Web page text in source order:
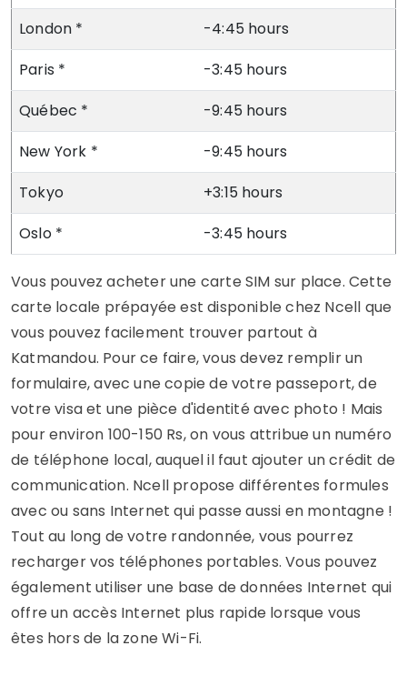
London *
-4:45 hours
Paris *
-3:45 hours
Québec *
-9:45 hours
New York *
-9:45 hours
Tokyo
+3:15 hours
Oslo *
-3:45 hours
Vous pouvez acheter une carte SIM sur place. Cette
carte locale prépayée est disponible chez Ncell que
vous pouvez facilement trouver partout à
Katmandou. Pour ce faire, vous devez remplir un
formulaire, avec une copie de votre passeport, de
votre visa et une pièce d'identité avec photo ! Mais
pour environ 100-150 Rs, on vous attribue un numéro
de téléphone local, auquel il faut ajouter un crédit de
communication. Ncell propose différentes formules
avec ou sans Internet qui passe aussi en montagne !
Tout au long de votre randonnée, vous pourrez
recharger vos téléphones portables. Vous pouvez
également utiliser une base de données Internet qui
offre un accès Internet plus rapide lorsque vous
êtes hors de la zone Wi-Fi.